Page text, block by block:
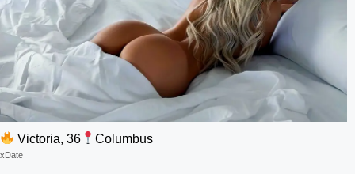
Victoria, 36 Columbus
xDate